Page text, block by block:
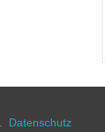
Datenschutz